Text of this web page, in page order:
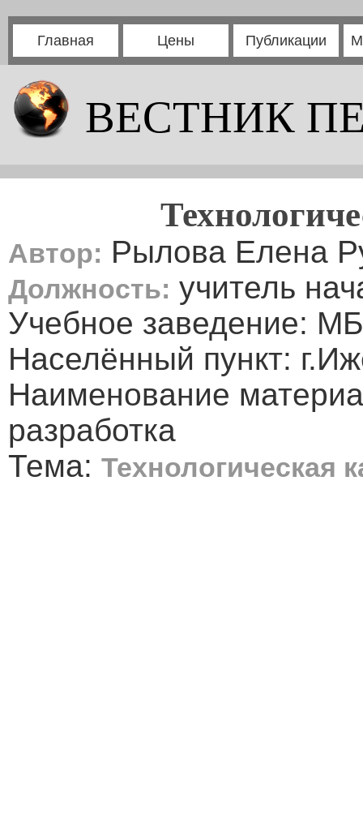
Главная Цены Публикации
ВЕСТНИК
Автор: Рылова Елена
Должность: учитель
Учебное заведение:
Населённый пункт:
Наименование
разработка
Тема: Технологическая